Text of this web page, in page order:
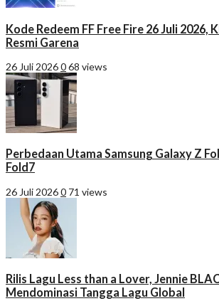
Kode Redeem FF Free Fire 26 Juli 2026,
Resmi Garena
26 Juli 2026068 views
Perbedaan Utama Samsung Galaxy Z
Fold7
26 Juli 20260 71 views
Rilis Lagu Less than a Lover, Jennie
Mendominasi Tangga Lagu Global